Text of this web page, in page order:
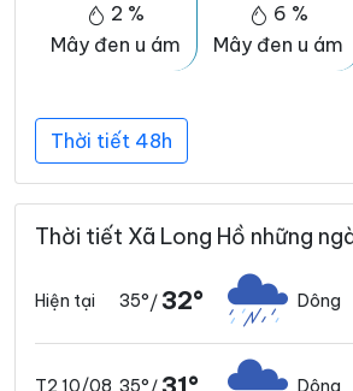
2 %
Mây đen u ám
6 %
Mây đen u ám
Thời tiết 48h
Thời tiết Xã Long Hồ những
Hiện tại 35°/ 32° Dông
T2 10/08 35° Dông